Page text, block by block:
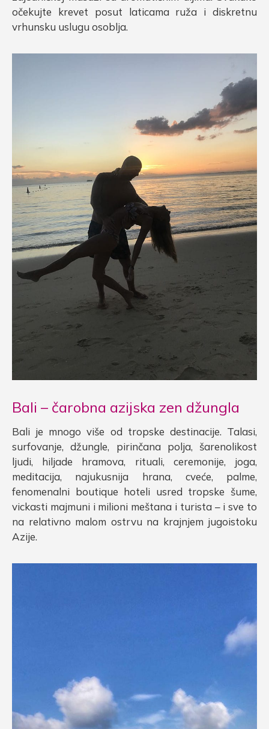
očekujte krevet posut laticama ruža i diskretnu
vrhunsku uslugu osoblja.
Bali – čarobna azijska zen džungla
Bali je mnogo više od tropske destinacije. Talasi,
surfovanje, džungle, pirinčana polja, šarenolikost
ljudi, hiljade hramova, rituali, ceremonije, joga,
meditacija, najukusnija hrana, cveće, palme,
fenomenalni boutique hoteli usred tropske šume,
vickasti majmuni i milioni meštana i turista – i sve to
na relativno malom ostrvu na krajnjem jugoistoku
Azije.